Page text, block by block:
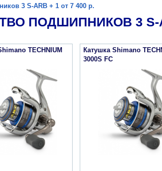
3 S-ARB + 1 от 7 400 р.
ПОДШИПНИКОВ 3 S-
TECHNIUM
Катушка Shimano
3000S FC